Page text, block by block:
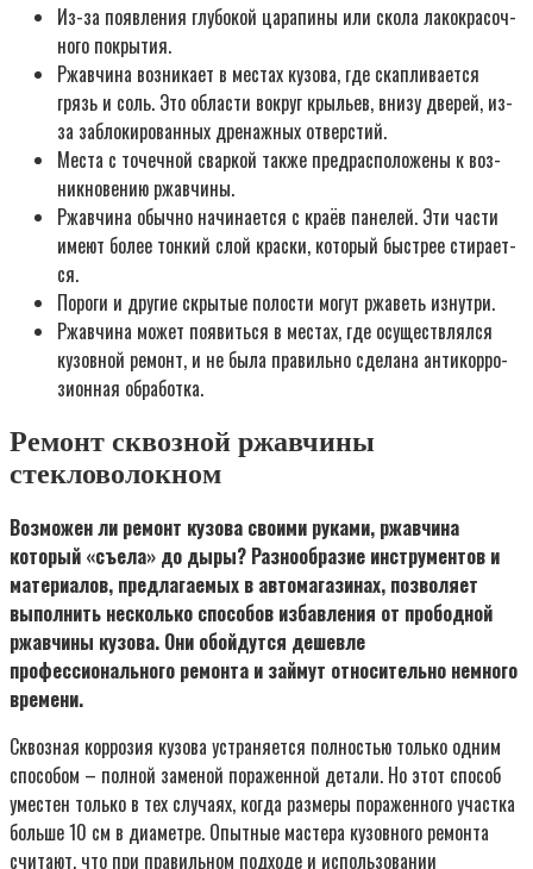
Из-за появ­ле­ния глу­бо­кой цара­пи­ны или ско­ла лако­кра­соч­
но­го покры­тия.
Ржав­чи­на воз­ни­ка­ет в местах кузо­ва, где скап­ли­ва­ет­ся
грязь и соль. Это обла­сти вокруг кры­льев, вни­зу две­рей, из-
за забло­ки­ро­ван­ных дре­наж­ных отвер­стий.
Места с точеч­ной свар­кой так­же пред­рас­по­ло­же­ны к воз­
ник­но­ве­нию ржав­чи­ны.
Ржав­чи­на обыч­но начи­на­ет­ся с кра­ёв пане­лей. Эти части
име­ют более тон­кий слой крас­ки, кото­рый быст­рее сти­ра­ет­
ся.
Поро­ги и дру­гие скры­тые поло­сти могут ржа­веть изнут­ри.
Ржав­чи­на может появить­ся в местах, где осу­ществ­лял­ся
кузов­ной ремонт, и не была пра­виль­но сде­ла­на анти­кор­ро­
зи­он­ная обра­бот­ка.
Ремонт сквозной ржавчины
стекловолокном
Возможен ли ремонт кузова своими руками, ржавчина
который «съела» до дыры? Разнообразие инструментов и
материалов, предлагаемых в автомагазинах, позволяет
выполнить несколько способов избавления от прободной
ржавчины кузова. Они обойдутся дешевле
профессионального ремонта и займут относительно немного
времени.
Сквозная коррозия кузова устраняется полностью только одним
способом – полной заменой пораженной детали. Но этот способ
уместен только в тех случаях, когда размеры пораженного участка
больше 10 см в диаметре. Опытные мастера кузовного ремонта
считают, что при правильном подходе и использовании